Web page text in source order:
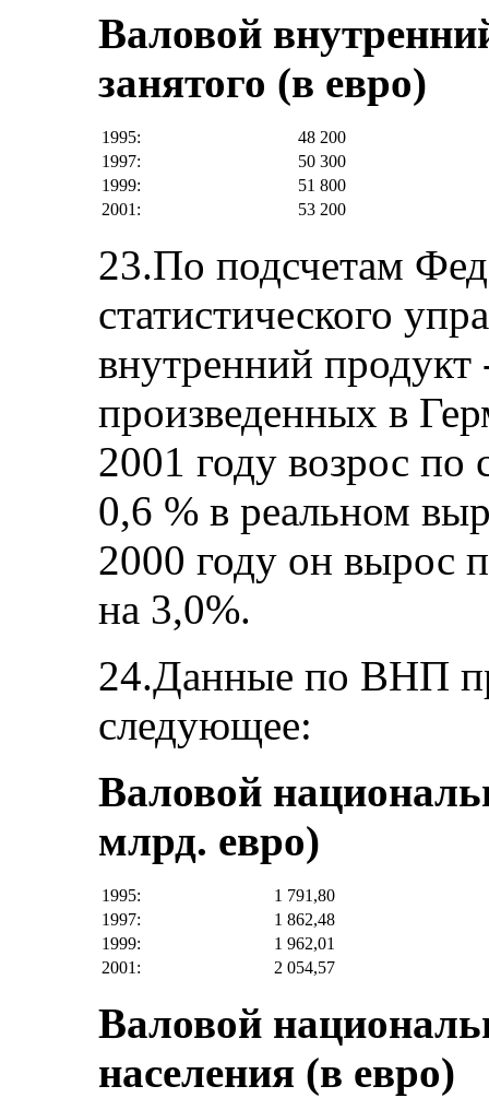
Валовой
занятого (в евро)
1995:
48 200
1997:
50 300
1999:
51 800
2001:
53 200
23.По подсчетам
статистического
внутренний продукт
произведенных в
2001 году возрос
0,6 % в реальном
2000 году он вырос
на 3,0%.
24.Данные по ВНП
следующее:
Валовой
млрд. евро)
1995:
1 791,80
1997:
1 862,48
1999:
1 962,01
2001:
2 054,57
Валовой
населения (в евро)